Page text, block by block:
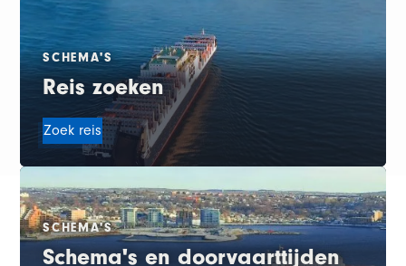
SCHEMA'S
Reis zoeken
Zoek reis
SCHEMA'S
Schema's en doorvaarttijden